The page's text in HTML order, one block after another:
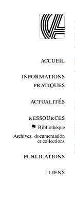
accueil
informations
pratiques
actualités
ressources
Bibliothèque
Archives, documentation
et collections
publications
liens